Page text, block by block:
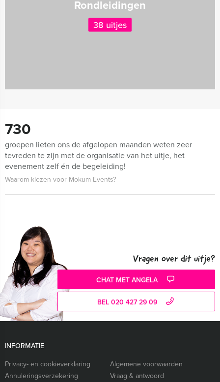
Rondleidingen
38 uitjes
730
groepen lieten ons de afgelopen maanden weten zeer
tevreden te zijn met de organisatie van het uitje, het
evenement zelf én de begeleiding!
Waarom kiezen voor Mokum Events?
Vragen over dit uitje?
CHAT MET ANGELA
BEL 020 427 29 09
INFORMATIE
Privacy- en cookieverklaring
Algemene voorwaarden
Annuleringsverzekering
Vraag & antwoord